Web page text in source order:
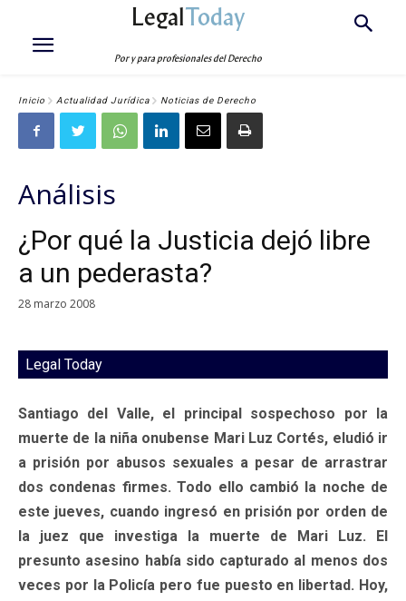
LegalToday
Por y para profesionales del Derecho
Inicio Actualidad Jurídica Noticias de Derecho
Análisis
¿Por qué la Justicia dejó libre
a un pederasta?
28 marzo 2008
Legal Today
Santiago del Valle, el principal sospechoso por la
muerte de la niña onubense Mari Luz Cortés, eludió ir
a prisión por abusos sexuales a pesar de arrastrar
dos condenas firmes. Todo ello cambió la noche de
este jueves, cuando ingresó en prisión por orden de
la juez que investiga la muerte de Mari Luz. El
presunto asesino había sido capturado al menos dos
veces por la Policía pero fue puesto en libertad. Hoy,